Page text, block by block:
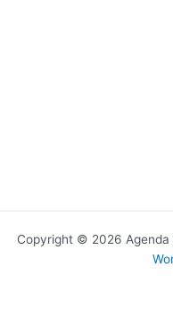
Copyright © 2026 Agenda